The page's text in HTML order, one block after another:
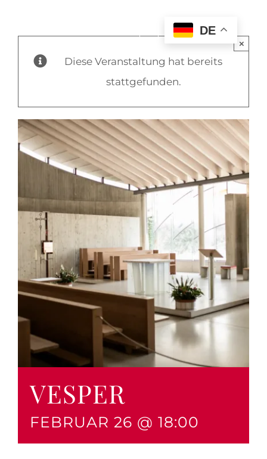
DE
Diese Veranstaltung hat bereits
stattgefunden.
×
VESPER
FEBRUAR 26 @ 18:00